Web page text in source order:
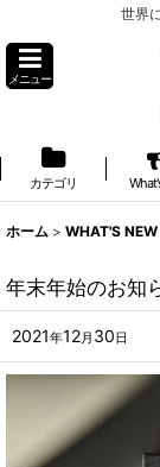
世界
メニュー
カテゴリ
ホーム > WHAT'S NEW
年末年始のお知
2021年12月 30日